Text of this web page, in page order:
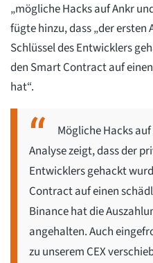
„mögliche Hacks auf Ankr
fügte hinzu, dass „der
Schlüssel des Entwicklers
den Smart Contract auf
hat“.
Mögliche Hacks
Analyse zeigt, dass der
Entwicklers gehackt
Contract auf einen
Binance hat die
angehalten. Auch
zu unserem CEX